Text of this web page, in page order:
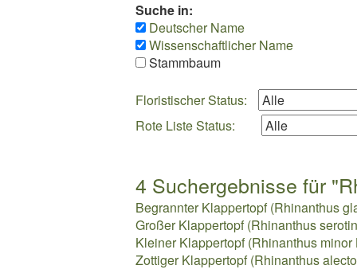
Suche in:
Deutscher Name
Wissenschaftlicher Name
Stammbaum
Floristischer Status:
Rote Liste Status:
4 Suchergebnisse für
Begrannter Klappertopf (Rhinanthus
Großer Klappertopf (Rhinanthus
Kleiner Klappertopf (Rhinanthus minor
Zottiger Klappertopf (Rhinanthus